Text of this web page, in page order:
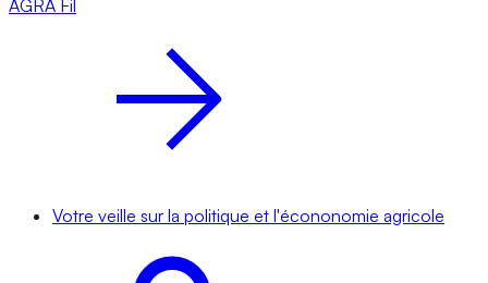
AGRA Fil
Votre veille sur la politique et l'écononomie agricole